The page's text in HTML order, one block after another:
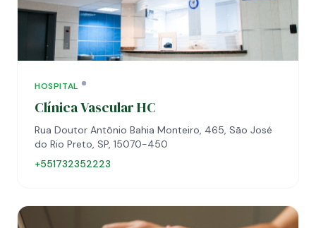
HOSPITAL
Clínica Vascular HC
Rua Doutor Antônio Bahia Monteiro, 465, São José
do Rio Preto, SP, 15070-450
+551732352223